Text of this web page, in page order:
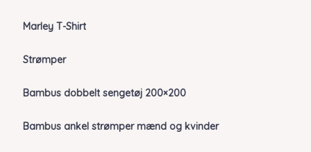
Marley T-Shirt
Strømper
Bambus dobbelt sengetøj 200×200
Bambus ankel strømper mænd og kvinder